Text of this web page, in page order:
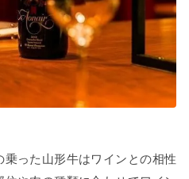
った山形牛はワインとの相性